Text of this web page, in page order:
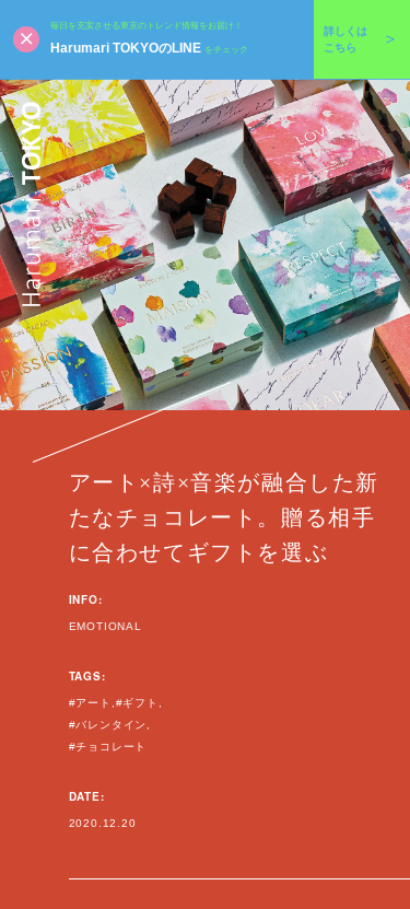
毎日を充実させる東京のトレンド情報をお届け！
Harumari TOKYOのLINE をチェック
詳しくは
こちら
アート×詩×音楽が融合した新
たなチョコレート。贈る相手
に合わせてギフトを選ぶ
INFO:
EMOTIONAL
TAGS:
アート
ギフト
バレンタイン
チョコレート
DATE:
2020.12.20